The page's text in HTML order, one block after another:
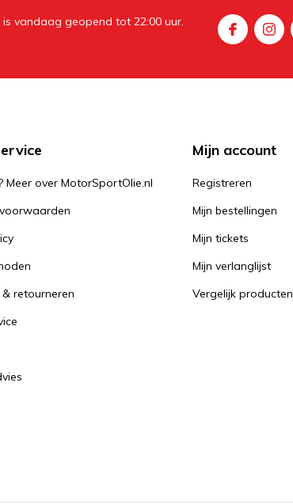
is vandaag geopend tot 22:00 uur.
Meer over MotorSportOlie.nl
retourneren
Mijn account
Registreren
Mijn bestellingen
Mijn tickets
Mijn verlanglijst
Vergelijk producten